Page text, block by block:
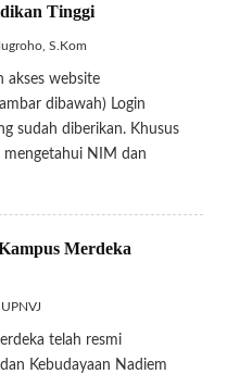
Tinggi
S.Kom
akses website
dibawah) Login
sudah diberikan. Khusus
mengetahui NIM dan
Merdeka
telah resmi
Kebudayaan Nadiem